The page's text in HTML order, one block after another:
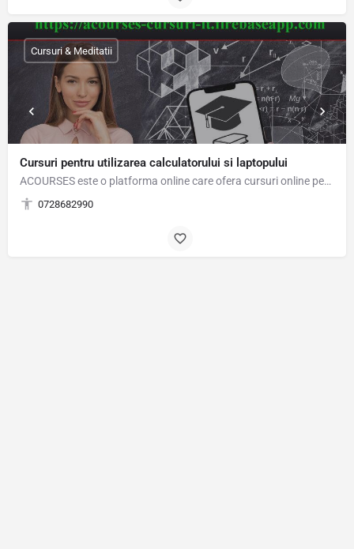
Cursuri pentru utilizarea calculatorului si laptopului
ACOURSES este o platforma online care ofera cursuri online pentru utilizarea calculatorului si…
0728682990
Cursuri & Meditatii